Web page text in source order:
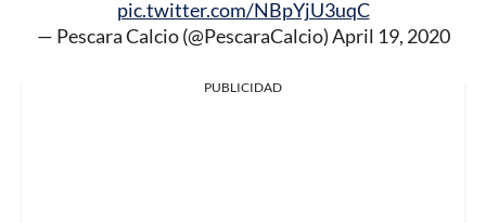
pic.twitter.com/NBpYjU3uqC
— Pescara Calcio (@PescaraCalcio)April 19, 2020
PUBLICIDAD